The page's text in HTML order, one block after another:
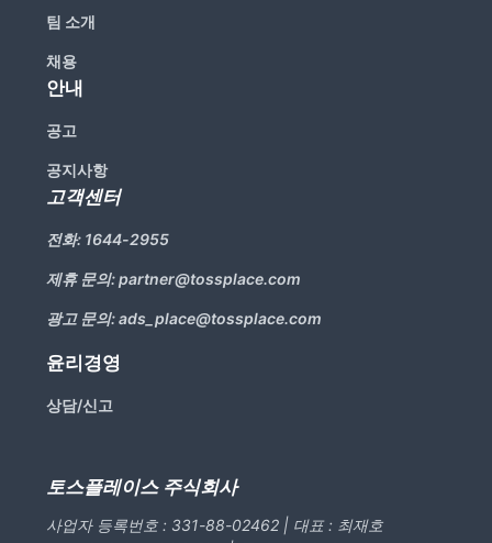
팀 소개
채용
안내
공고
공지사항
고객센터
전화: 1644-2955
제휴 문의:partner@tossplace.com
광고 문의:ads_place@tossplace.com
윤리경영
상담/신고
토스플레이스 주식회사
사업자 등록번호 : 331-88-02462 | 대표 : 최재호